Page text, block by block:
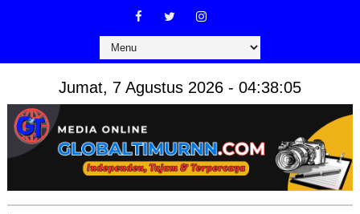
Jumat, 7 Agustus 2026 - 04:38:06